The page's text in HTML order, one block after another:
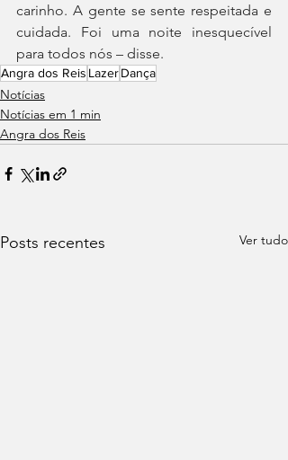
carinho. A gente se sente respeitada e
cuidada. Foi uma noite inesquecível
para todos nós – disse.
Angra dos Reis LazerDança
Notícias
Notícias em 1 min
Angra dos Reis
Posts recentes Ver tudo